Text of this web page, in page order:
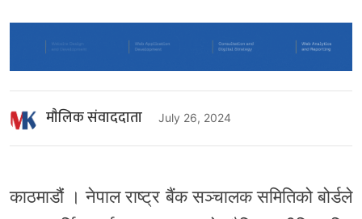
माैलिक संवाददाता July 26, 2024
काठमाडौं । नेपाल राष्ट्र बैंक सञ्चालक समितिको बोर्डले